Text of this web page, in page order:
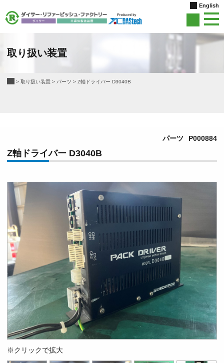
English
取り扱い装置
> 取り扱い装置 > パーツ > Z軸ドライバー D3040B
パーツ P000884
Z軸ドライバー D3040B
※クリックで拡大